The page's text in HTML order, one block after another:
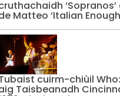
Matteo ‘Italian
cuirm-chiùil
Taisbeanadh